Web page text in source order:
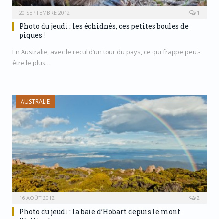
20 SEPTEMBRE 2012 1
Photo du jeudi : les échidnés, ces petites boules de
piques !
En Australie, avec le recul d’un tour du pays, ce qui frappe peut-
être le plus…
AUSTRALIE
16 AOÛT 2012 2
Photo du jeudi : la baie d’Hobart depuis le mont